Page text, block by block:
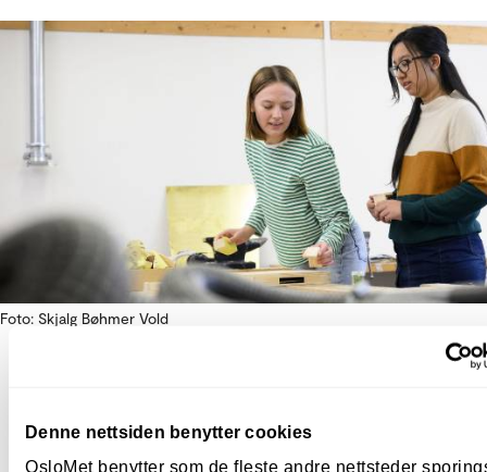
Denne nettsiden benytter cookies
OsloMet benytter som de fleste andre nettsteder
Foto: Skjalg Bøhmer Vold
Auroa Kjekshus Reite har valgt å fordype seg i